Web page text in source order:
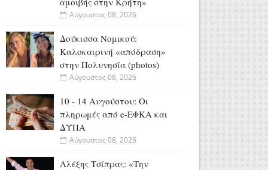
Αύγουστος 08, 2026
Δούκισσα Νομικού:
Καλοκαιρινή «απόδραση»
στην Πολυνησία (photos)
Αύγουστος 08, 2026
10 - 14 Αυγούστου: Οι
πληρωμές από e-ΕΦΚΑ και
ΔΥΠΑ
Αύγουστος 08, 2026
Αλέξης Τσίπρας: «Την